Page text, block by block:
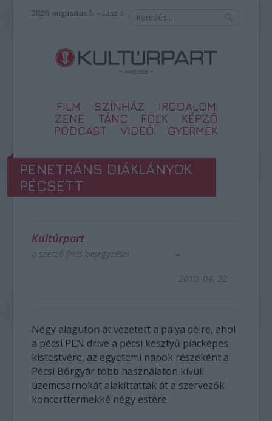
2026. augusztus 8. – László
FILM SZÍNHÁZ
IRODALOM
ZENE
TÁNC FOLK
KÉPZŐ
PODCAST
VIDEÓ GYERMEK
PENETRÁNS DIÁKLÁNYOK
PÉCSETT
Kultúrpart
a szerző friss bejegyzései
2010. 04. 22.
Négy alagúton át vezetett a pálya délre, ahol
a pécsi PEN drive a pécsi kesztyű piacképes
kistestvére, az egyetemi napok részeként a
Pécsi Bőrgyár több használaton kívüli
üzemcsarnokát alakíttatták át a szervezők
koncerttermekké négy estére.